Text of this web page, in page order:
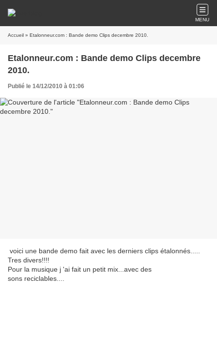
MENU
Accueil » Etalonneur.com : Bande demo Clips decembre 2010.
Etalonneur.com : Bande demo Clips decembre
2010.
Publié le 14/12/2010 à 01:06
voici une bande demo fait avec les derniers clips étalonnés.....
Tres divers!!!!
Pour la musique j 'ai fait un petit mix...avec des
sons reciclables....